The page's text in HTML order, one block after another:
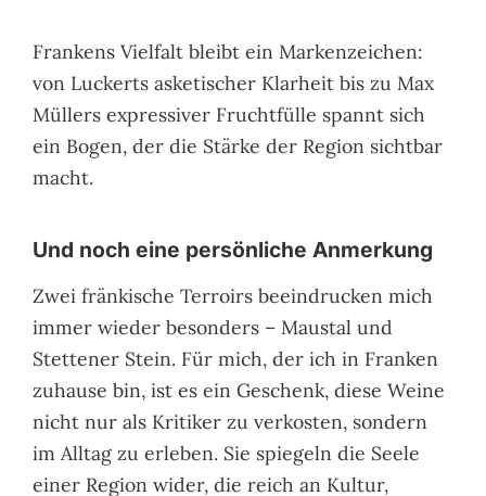
Frankens Vielfalt bleibt ein Markenzeichen:
von Luckerts asketischer Klarheit bis zu Max
Müllers expressiver Fruchtfülle spannt sich
ein Bogen, der die Stärke der Region sichtbar
macht.
Und noch eine persönliche Anmerkung
Zwei fränkische Terroirs beeindrucken mich
immer wieder besonders – Maustal und
Stettener Stein. Für mich, der ich in Franken
zuhause bin, ist es ein Geschenk, diese Weine
nicht nur als Kritiker zu verkosten, sondern
im Alltag zu erleben. Sie spiegeln die Seele
einer Region wider, die reich an Kultur,